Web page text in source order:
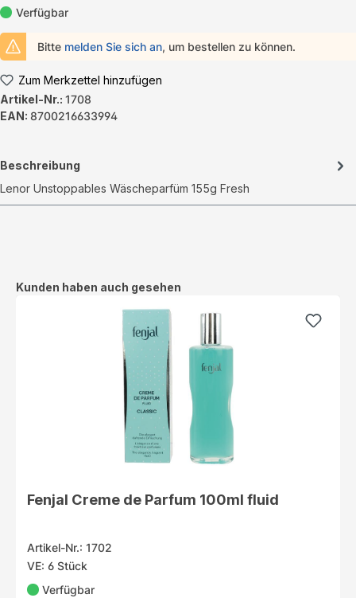
Verfügbar
Bitte melden Sie sich an, um bestellen zu können.
Zum Merkzettel hinzufügen
Artikel-Nr.: 1708
EAN: 8700216633994
Beschreibung
Lenor Unstoppables Wäscheparfüm 155g Fresh
Produktgalerie überspringen
Kunden haben auch gesehen
Fenjal Creme de Parfum 100ml fluid
Artikel-Nr.: 1702
VE: 6 Stück
Verfügbar